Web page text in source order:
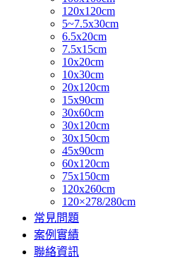
120x120cm
5~7.5x30cm
6.5x20cm
7.5x15cm
10x20cm
10x30cm
20x120cm
15x90cm
30x60cm
30x120cm
30x150cm
45x90cm
60x120cm
75x150cm
120x260cm
120×278/280cm
常見問題
案例實績
聯絡資訊